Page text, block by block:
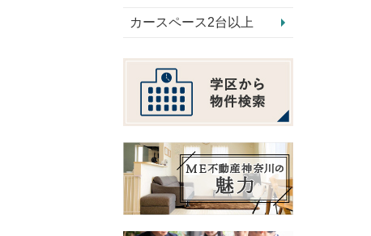
カースペース2台以上